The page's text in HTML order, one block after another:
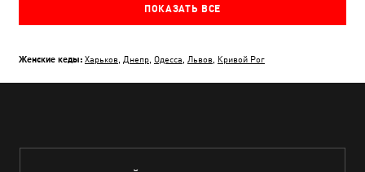
ПОКАЗАТЬ ВСЕ
Женские кеды: Харьков Днепр Одесса Львов Кривой Рог